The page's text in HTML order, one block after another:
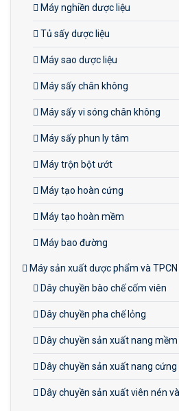
Máy nghiền dược liệu
Tủ sấy dược liệu
Máy sao dược liệu
Máy sấy chân không
Máy sấy vi sóng chân không
Máy sấy phun ly tâm
Máy trộn bột ướt
Máy tạo hoàn cứng
Máy tạo hoàn mềm
Máy bao đường
Máy sản xuất dược phẩm và TPCN
Dây chuyền bào chế cốm viên
Dây chuyền pha chế lỏng
Dây chuyền sản xuất nang mềm
Dây chuyền sản xuất nang cứng
Dây chuyền sản xuất viên nén